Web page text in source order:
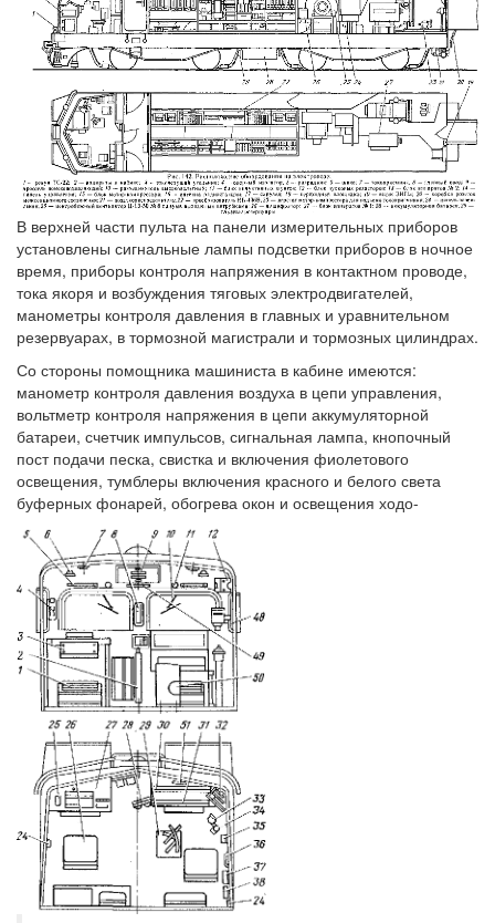
В верхней части пульта на панели измерительных приборов
установлены сигнальные лампы подсветки приборов в ночное
время, приборы контроля напряжения в контактном проводе,
тока якоря и возбуждения тяговых электродвигателей,
манометры контроля давления в главных и уравнительном
резервуарах, в тормозной магистрали и тормозных цилиндрах.
Со стороны помощника машиниста в кабине имеются:
манометр контроля давления воздуха в цепи управления,
вольтметр контроля напряжения в цепи аккумуляторной
батареи, счетчик импульсов, сигнальная лампа, кнопочный
пост подачи песка, свистка и включения фиолетового
освещения, тумблеры включения красного и белого света
буферных фонарей, обогрева окон и освещения ходо-